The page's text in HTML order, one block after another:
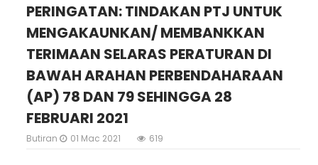
PERINGATAN: TINDAKAN PTJ UNTUK
MENGAKAUNKAN/ MEMBANKKAN
TERIMAAN SELARAS PERATURAN DI
BAWAH ARAHAN PERBENDAHARAAN
(AP) 78 DAN 79 SEHINGGA 28
FEBRUARI 2021
Butiran 01 Mac 2021 619